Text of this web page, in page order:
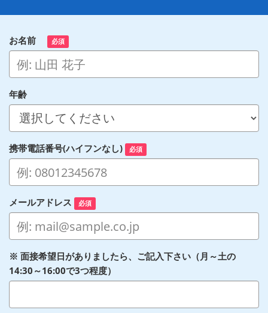
お名前 必須
年齢
携帯電話番号(ハイフンなし) 必須
メールアドレス 必須
※ 面接希望日がありましたら、ご記入下さい（月～土の
14:30～16:00で3つ程度）